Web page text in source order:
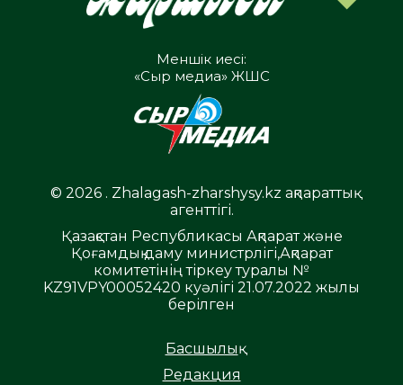
Меншік иесі:
«Сыр медиа» ЖШС
© 2026 . Zhalagash-zharshysy.kz ақпараттық
агенттігі.
Қазақстан Республикасы Ақпарат және
Қоғамдық даму министрлігі,Ақпарат
комитетінің тіркеу туралы №
KZ91VPY00052420 куәлігі 21.07.2022 жылы
берілген
Басшылық
Редакция